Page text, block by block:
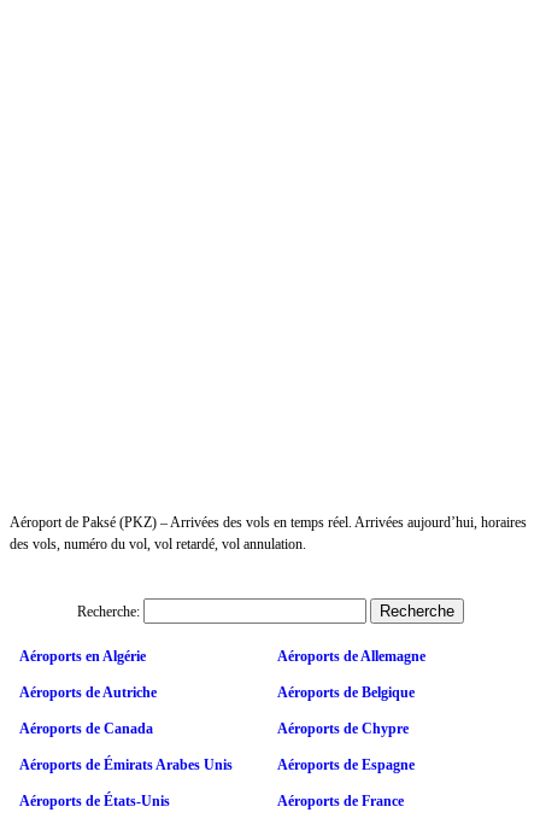
Aéroport de Paksé (PKZ) – Arrivées des vols en temps réel. Arrivées aujourd’hui, horaires
des vols, numéro du vol, vol retardé, vol annulation.
Recherche:
Aéroports en Algérie Aéroports de Allemagne
Aéroports de Autriche Aéroports de Belgique
Aéroports de Canada Aéroports de Chypre
Aéroports de Émirats Arabes Unis Aéroports de Espagne
Aéroports de États-Unis Aéroports de France